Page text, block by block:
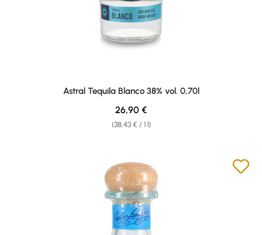
Astral Tequila Blanco 38% vol. 0,70l
(38,43 € / 1 l)
Regular price:
26,90 €